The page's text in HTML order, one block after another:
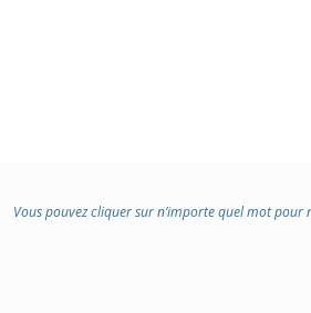
Vous pouvez cliquer sur n’importe quel mot